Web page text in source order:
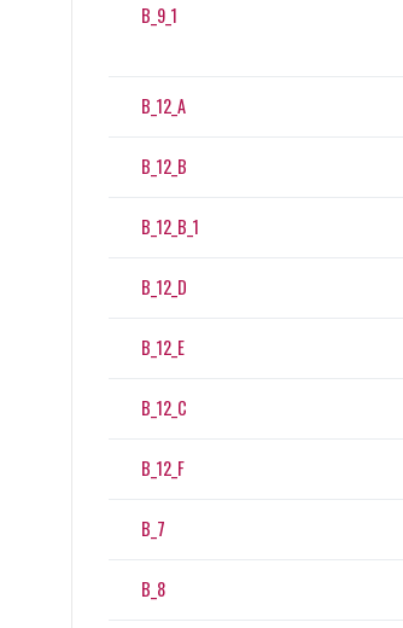
B_9_1
B_12_A
B_12_B
B_12_B_1
B_12_D
B_12_E
B_12_C
B_12_F
B_7
B_8